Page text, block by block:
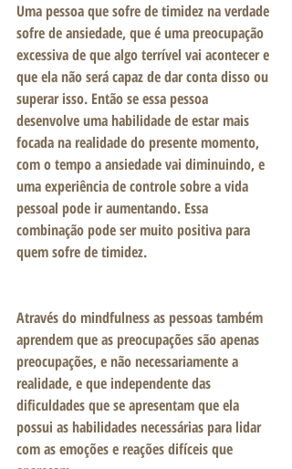
Uma pessoa que sofre de timidez na verdade
sofre de ansiedade, que é uma preocupação
excessiva de que algo terrível vai acontecer e
que ela não será capaz de dar conta disso ou
superar isso. Então se essa pessoa
desenvolve uma habilidade de estar mais
focada na realidade do presente momento,
com o tempo a ansiedade vai diminuindo, e
uma experiência de controle sobre a vida
pessoal pode ir aumentando. Essa
combinação pode ser muito positiva para
quem sofre de timidez.
Através do mindfulness as pessoas também
aprendem que as preocupações são apenas
preocupações, e não necessariamente a
realidade, e que independente das
dificuldades que se apresentam que ela
possui as habilidades necessárias para lidar
com as emoções e reações difíceis que